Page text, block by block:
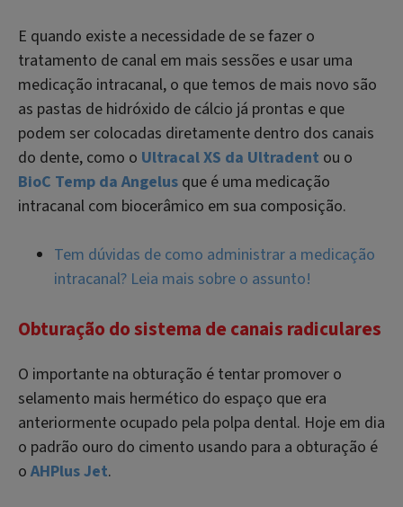
E quando existe a necessidade de se fazer o
tratamento de canal em mais sessões e usar uma
medicação intracanal, o que temos de mais novo são
as pastas de hidróxido de cálcio já prontas e que
podem ser colocadas diretamente dentro dos canais
do dente, como o Ultracal XS da Ultradent ou o
BioC Temp da Angelus que é uma medicação
intracanal com biocerâmico em sua composição.
Tem dúvidas de como administrar a medicação
intracanal? Leia mais sobre o assunto!
Obturação do sistema de canais radiculares
O importante na obturação é tentar promover o
selamento mais hermético do espaço que era
anteriormente ocupado pela polpa dental. Hoje em dia
o padrão ouro do cimento usando para a obturação é
o AHPlus Jet.